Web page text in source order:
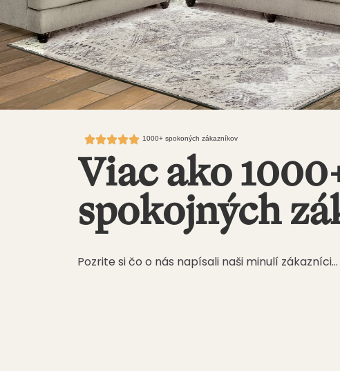
1000+ spokoných zákazníkov
Viac ako
spokojných
Pozrite si čo o nás napísali naši minulí zákazníci…